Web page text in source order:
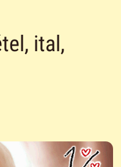
ital,